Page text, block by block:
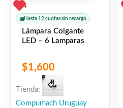
4
▣ Hasta 12 cuotas sin recargo
Lámpara Colgante
LED – 6 Lamparas
$1,600
Tienda:
Compumach Uruguay